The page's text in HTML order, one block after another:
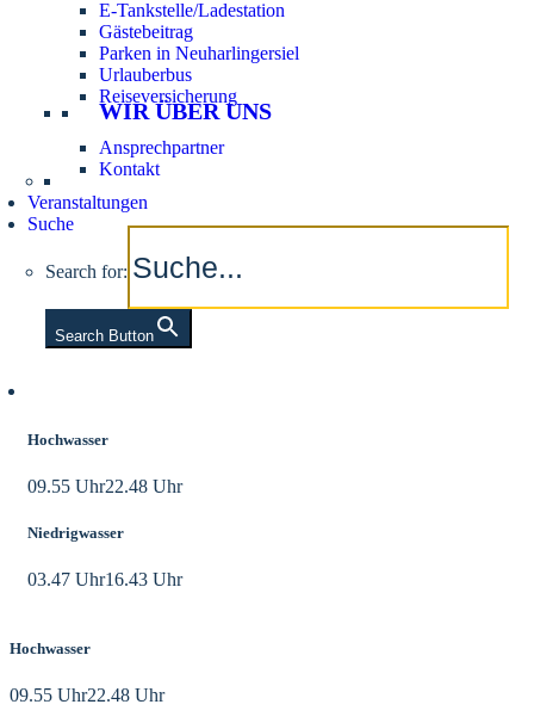
E-Tankstelle/Ladestation
Gästebeitrag
Parken in Neuharlingersiel
Urlauberbus
Reiseversicherung
WIR ÜBER UNS
Ansprechpartner
Kontakt
Veranstaltungen
Suche
Search for:
Search Button
Hochwasser
09.55 Uhr22.48 Uhr
Niedrigwasser
03.47 Uhr16.43 Uhr
Hochwasser
09.55 Uhr22.48 Uhr